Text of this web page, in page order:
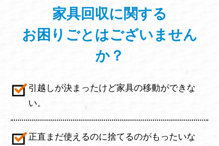
家具回収に関する
お困りごと はございません
か？
引越しが決まったけど家具の移動ができな
い。
正直まだ使えるのに捨てるのがもったいな